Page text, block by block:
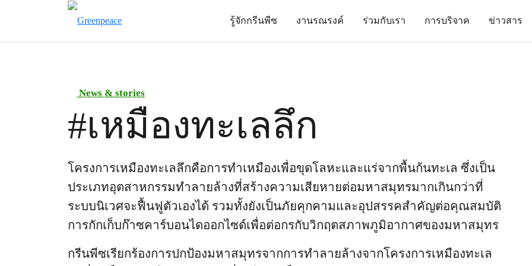
รู้จักกรีนพีซ งานรณรงค์ ร่วมกับเรา การบริจาค ข่าวสาร
News & stories
#เหมืองทะเลลึก
โครงการเหมืองทะเลลึกคือการทำเหมืองเพื่อขุดโลหะและแร่จากพื้นก้นทะเล ซึ่งเป็น
ประเภทอุตสาหกรรมทำลายล้างที่สร้างความเสียหายต่อมหาสมุทรมากเกินกว่าที่
ระบบนิเวศจะฟื้นฟูตัวเองได้ รวมทั้งยังเป็นภัยคุกคามและอุปสรรคสำคัญต่อคุณสมบัติ
การกักเก็บก๊าซคาร์บอนไดออกไซด์เพื่อต่อกรกับวิกฤตสภาพภูมิอากาศของมหาสมุทร
กรีนพีซเรียกร้องการปกป้องมหาสมุทรจากการทำลายล้างจากโครงการเหมืองทะเล